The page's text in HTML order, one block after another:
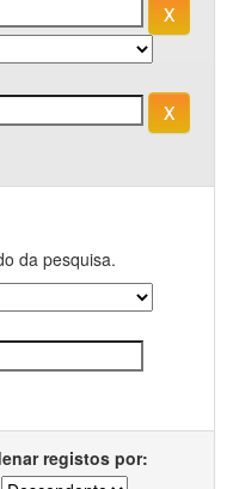
da pesquisa.
registos por: